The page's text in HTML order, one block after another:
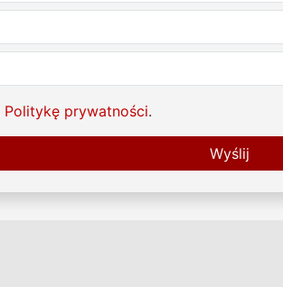
Politykę prywatności.
Wyślij